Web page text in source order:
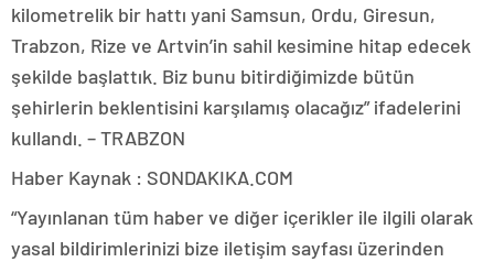
kilometrelik bir hattı yani Samsun, Ordu, Giresun,
Trabzon, Rize ve Artvin’in sahil kesimine hitap edecek
şekilde başlattık. Biz bunu bitirdiğimizde bütün
şehirlerin beklentisini karşılamış olacağız” ifadelerini
kullandı. – TRABZON
Haber Kaynak : SONDAKIKA.COM
“Yayınlanan tüm haber ve diğer içerikler ile ilgili olarak
yasal bildirimlerinizi bize iletişim sayfası üzerinden